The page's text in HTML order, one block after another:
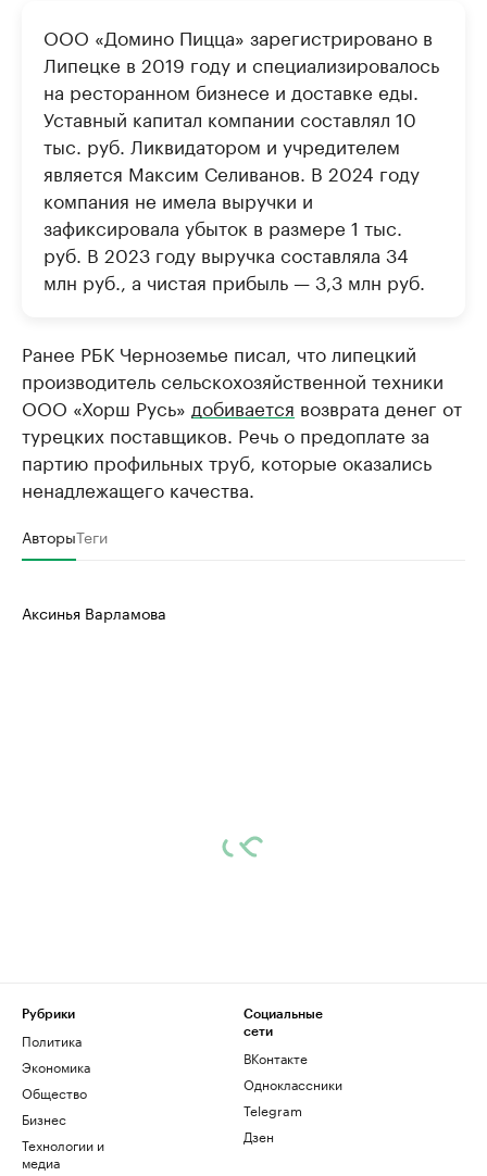
ООО «Домино Пицца» зарегистрировано в
Липецке в 2019 году и специализировалось
на ресторанном бизнесе и доставке еды.
Уставный капитал компании составлял 10
тыс. руб. Ликвидатором и учредителем
является Максим Селиванов. В 2024 году
компания не имела выручки и
зафиксировала убыток в размере 1 тыс.
руб. В 2023 году выручка составляла 34
млн руб., а чистая прибыль — 3,3 млн руб.
Ранее РБК Черноземье писал, что липецкий
производитель сельскохозяйственной техники
ООО «Хорш Русь» добивается возврата денег от
турецких поставщиков. Речь о предоплате за
партию профильных труб, которые оказались
ненадлежащего качества.
АвторыТеги
Аксинья Варламова
Рубрики
Политика
Экономика
Общество
Бизнес
Технологии и
медиа
Социальные
сети
ВКонтакте
Одноклассники
Telegram
Дзен